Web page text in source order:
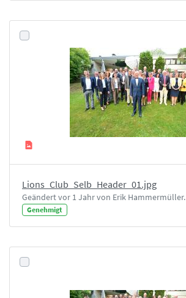
Lions_Club_Selb_Header_01.jpg
Geändert vor 1 Jahr von Erik Hammermüller.
Genehmigt